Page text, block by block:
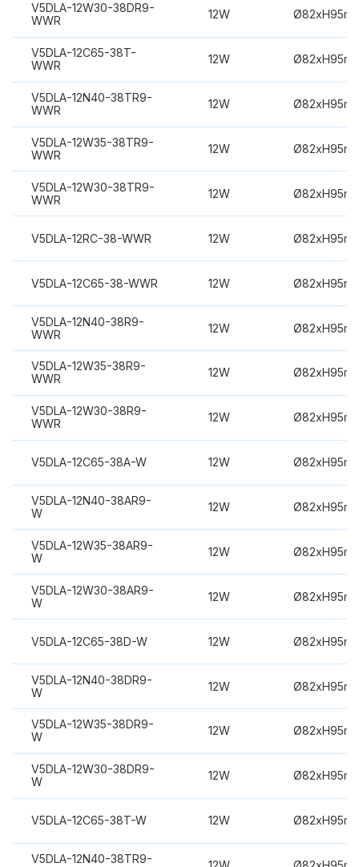
V5DLA-12W30-38DR9-
WWR
12W
V5DLA-12C65-38T-
WWR
12W
V5DLA-12N40-38TR9-
WWR
12W
V5DLA-12W35-38TR9-
WWR
12W
V5DLA-12W30-38TR9-
WWR
12W
V5DLA-12RC-38-WWR 12W
V5DLA-12C65-38-WWR 12W
V5DLA-12N40-38R9-
WWR
12W
V5DLA-12W35-38R9-
WWR
12W
V5DLA-12W30-38R9-
WWR
12W
V5DLA-12C65-38A-W 12W
V5DLA-12N40-38AR9-
W
12W
V5DLA-12W35-38AR9-
W
12W
V5DLA-12W30-38AR9-
W
12W
V5DLA-12C65-38D-W 12W
V5DLA-12N40-38DR9-
W
12W
V5DLA-12W35-38DR9-
W
12W
V5DLA-12W30-38DR9-
W
12W
V5DLA-12C65-38T-W 12W
V5DLA-12N40-38TR9-